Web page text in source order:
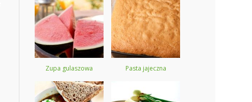
Zupa gulaszowa Pasta jajeczna